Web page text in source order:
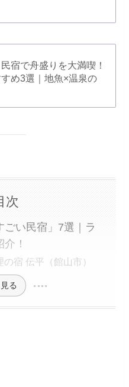
民宿で舟盛りを大満喫！
め3選｜地魚×温泉の
次
い民宿」7選｜ラ
！
宿 伝平（館山市）
る